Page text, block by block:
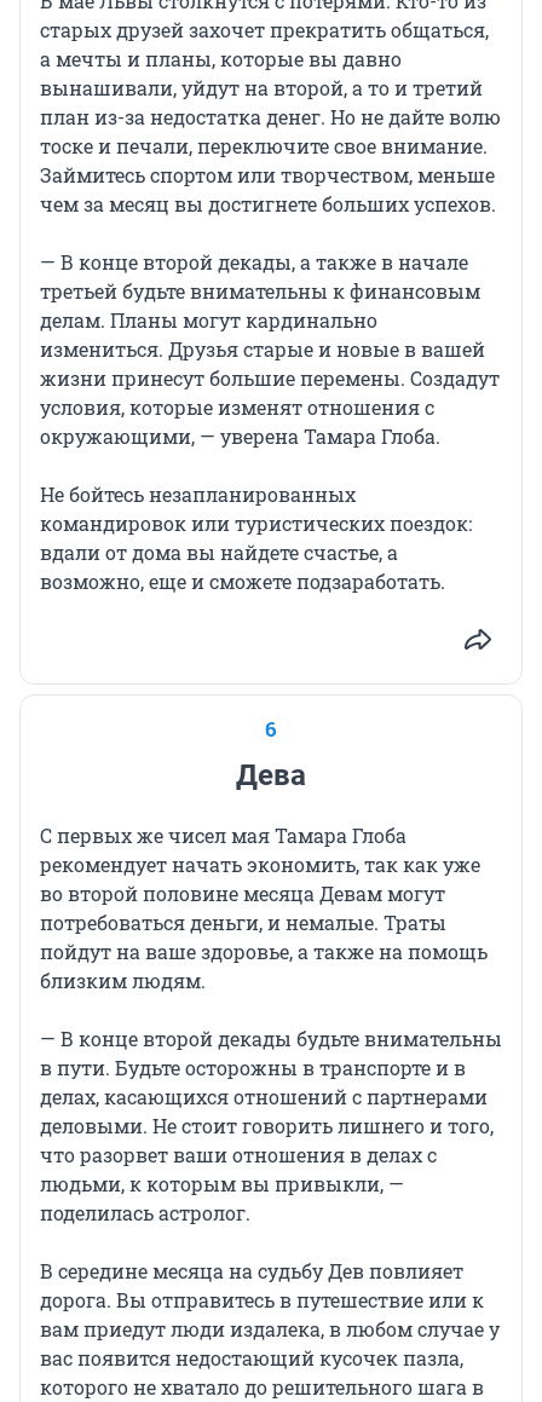
старых друзей захочет прекратить общаться,
а мечты и планы, которые вы давно
вынашивали, уйдут на второй, а то и третий
план из-за недостатка денег. Но не дайте волю
тоске и печали, переключите свое внимание.
Займитесь спортом или творчеством, меньше
чем за месяц вы достигнете больших успехов.
— В конце второй декады, а также в начале
третьей будьте внимательны к финансовым
делам. Планы могут кардинально
измениться. Друзья старые и новые в вашей
жизни принесут большие перемены. Создадут
условия, которые изменят отношения с
окружающими, — уверена Тамара Глоба.
Не бойтесь незапланированных
командировок или туристических поездок:
вдали от дома вы найдете счастье, а
возможно, еще и сможете подзаработать.
6
Дева
С первых же чисел мая Тамара Глоба
рекомендует начать экономить, так как уже
во второй половине месяца Девам могут
потребоваться деньги, и немалые. Траты
пойдут на ваше здоровье, а также на помощь
близким людям.
— В конце второй декады будьте внимательны
в пути. Будьте осторожны в транспорте и в
делах, касающихся отношений с партнерами
деловыми. Не стоит говорить лишнего и того,
что разорвет ваши отношения в делах с
людьми, к которым вы привыкли, —
поделилась астролог.
В середине месяца на судьбу Дев повлияет
дорога. Вы отправитесь в путешествие или к
вам приедут люди издалека, в любом случае у
вас появится недостающий кусочек пазла,
которого не хватало до решительного шага в